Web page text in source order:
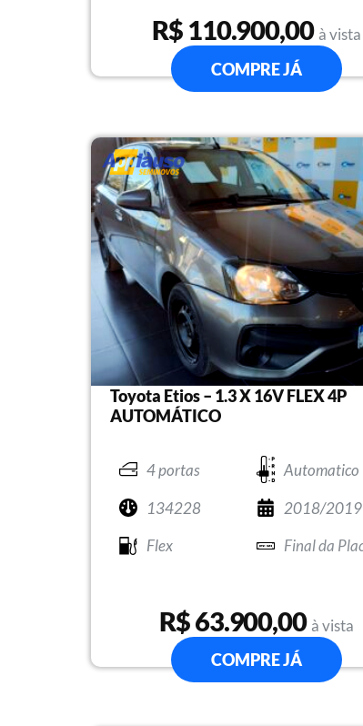
R$ 110.900,00 à vista
COMPRE JÁ
Toyota Etios – 1.3 X 16V FLEX 4P
AUTOMÁTICO
4 portas
Automatico
134228
2018/2019
Flex
R$ 63.900,00 à vista
COMPRE JÁ